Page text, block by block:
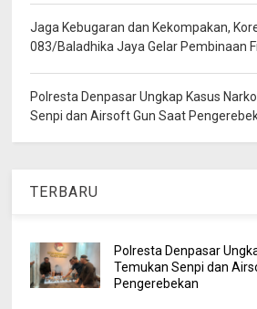
Jaga Kebugaran dan Kekompakan,
083/Baladhika Jaya Gelar Pembinaan
Polresta Denpasar Ungkap Kasus
Senpi dan Airsoft Gun Saat
TERBARU
Polresta Denpasar
Temukan Senpi dan
Pengerebekan